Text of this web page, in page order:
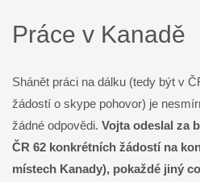
Práce v Kanadě
Shánět práci na dálku (tedy být v
žádostí o skype pohovor) je
žádné odpovědi. Vojta odeslal za
ČR 62 konkrétních žádostí na
místech Kanady), pokaždé jiný